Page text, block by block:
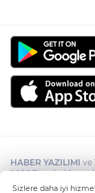
HABER YAZILIMI ve
2026 Tüm hakları
Sizlere daha iyi